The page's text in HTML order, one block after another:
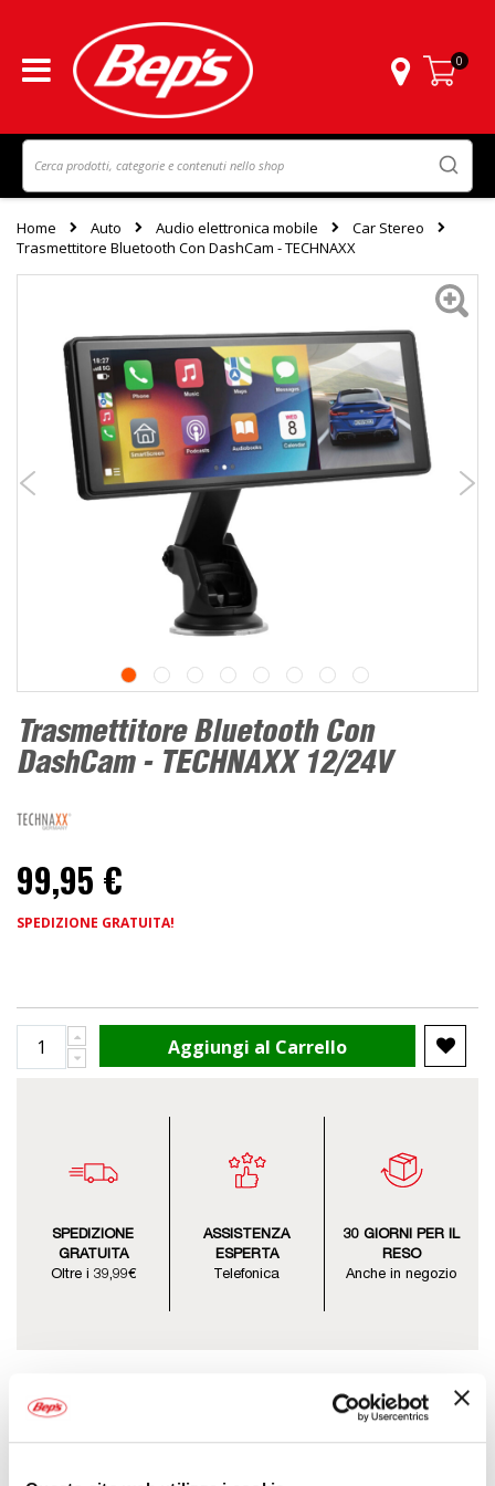
Carrello
0
Home Auto Audio elettronica mobile
Car Stereo
Trasmettitore Bluetooth Con DashCam - TECHNAXX
Trasmettitore Bluetooth Con
DashCam - TECHNAXX 12/24V
99,95 €
SPEDIZIONE GRATUITA!
Aggiungi al Carrello
SPEDIZIONE
GRATUITA
Oltre i 39,99€
ASSISTENZA
ESPERTA
Telefonica
30 GIORNI PER IL
RESO
Anche in negozio